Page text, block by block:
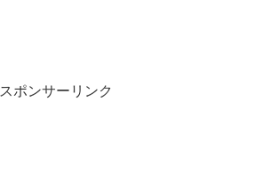
スポンサーリンク